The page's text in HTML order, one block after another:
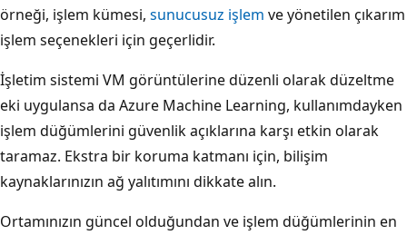
örneği, işlem kümesi, sunucusuz işlem ve yönetilen çıkarım
işlem seçenekleri için geçerlidir.
İşletim sistemi VM görüntülerine düzenli olarak düzeltme
eki uygulansa da Azure Machine Learning, kullanımdayken
işlem düğümlerini güvenlik açıklarına karşı etkin olarak
taramaz. Ekstra bir koruma katmanı için, bilişim
kaynaklarınızın ağ yalıtımını dikkate alın.
Ortamınızın güncel olduğundan ve işlem düğümlerinin en